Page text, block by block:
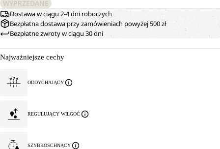
WYPRZEDANE
Dostawa w ciągu 2-4 dni roboczych
Bezpłatna dostawa przy zamówieniach powyżej 500 zł
Bezpłatne zwroty w ciągu 30 dni
Najważniejsze cechy
ODDYCHAJĄCY
REGULUJĄCY WILGOĆ
SZYBKOSCHNĄCY